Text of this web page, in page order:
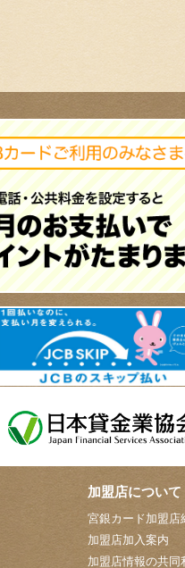
加盟店について
宮銀カード加盟店
加盟店加入案内
加盟店情報の共同